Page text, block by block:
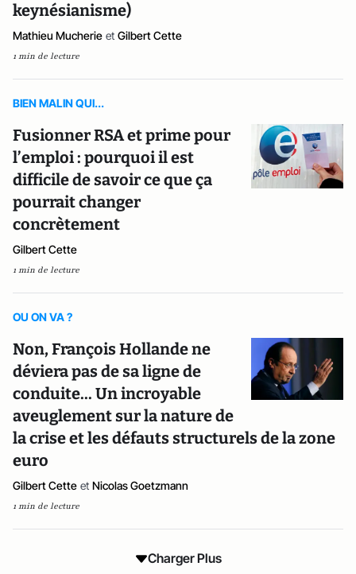
keynésianisme)
Mathieu Mucherie et Gilbert Cette
1 min de lecture
BIEN MALIN QUI...
Fusionner RSA et prime pour
l’emploi : pourquoi il est
difficile de savoir ce que ça
pourrait changer
concrètement
Gilbert Cette
1 min de lecture
OU ON VA ?
Non, François Hollande ne
déviera pas de sa ligne de
conduite... Un incroyable
aveuglement sur la nature de
la crise et les défauts structurels de la zone
euro
Gilbert Cette et Nicolas Goetzmann
1 min de lecture
Charger Plus